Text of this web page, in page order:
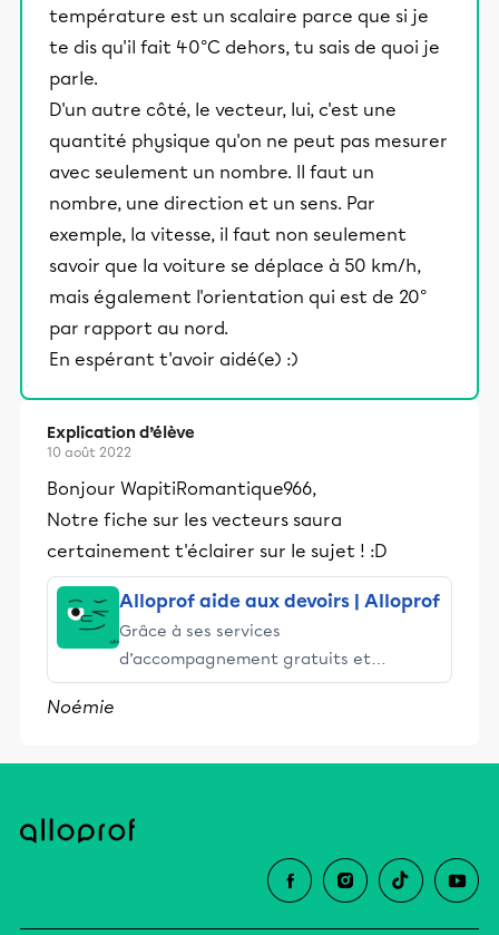
température est un scalaire parce que si je
te dis qu'il fait 40°C dehors, tu sais de quoi je
parle.
D'un autre côté, le vecteur, lui, c'est une
quantité physique qu'on ne peut pas mesurer
avec seulement un nombre. Il faut un
nombre, une direction et un sens. Par
exemple, la vitesse, il faut non seulement
savoir que la voiture se déplace à 50 km/h,
mais également l'orientation qui est de 20°
par rapport au nord.
En espérant t'avoir aidé(e) :)
Explication d’élève
10 août 2022
Bonjour WapitiRomantique966,
Notre fiche sur les vecteurs saura
certainement t'éclairer sur le sujet ! :D
Alloprof aide aux devoirs | Alloprof
Grâce à ses services
d’accompagnement gratuits et
stimulants, Alloprof engage les élèves
Noémie